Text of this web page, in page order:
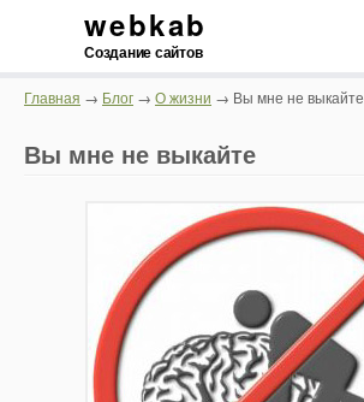
webkab
Создание сайтов
Вы мне не выкайте
Главная → Блог → О жизни → Вы мне не выкайте